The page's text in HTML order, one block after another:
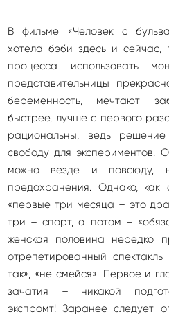
В фильме «Человек с
хотела бэби здесь и сейчас,
процесса использовать
представительницы
беременность, мечтают
быстрее, лучше с первого
рациональны, ведь
свободу для экспериментов.
можно везде и повсюду,
предохранения. Однако, как
«первые три месяца – это
три – спорт, а потом –
женская половина нередко
отрепетированный
так», «не смейся». Первое и
зачатия – никакой
экспромт! Заранее следует